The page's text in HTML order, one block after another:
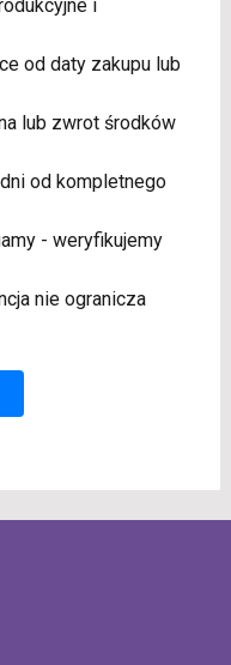
i
od daty zakupu lub
lub zwrot środków
od kompletnego
- weryfikujemy
nie ogranicza